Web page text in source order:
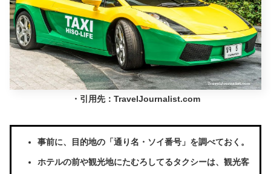
・引用先：TravelJournalist.com
事前に、目的地の「通り名・ソイ番号」を調べておく。
ホテルの前や観光地にたむろしてるタクシーは、観光客